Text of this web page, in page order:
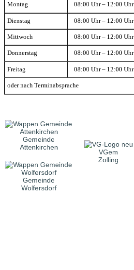
Montag 08:00 Uhr – 12:00 Uhr
Dienstag 08:00 Uhr – 12:00 Uhr
Mittwoch 08:00 Uhr – 12:00 Uhr
Donnerstag 08:00 Uhr – 12:00 Uhr
Freitag 08:00 Uhr – 12:00 Uhr
oder nach Terminabsprache
Gemeinde
Attenkirchen
VGem
Zolling
Gemeinde
Wolfersdorf